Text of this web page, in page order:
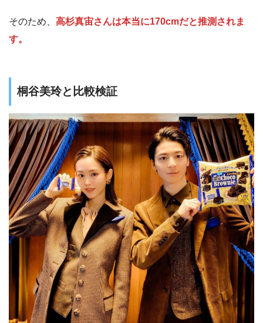
そのため、 高杉真宙さんは本当に170cmだと推測されま
す。
桐谷美玲と比較検証